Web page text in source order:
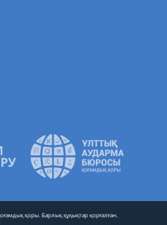
қоры. Барлық құқықтар қорғалған.